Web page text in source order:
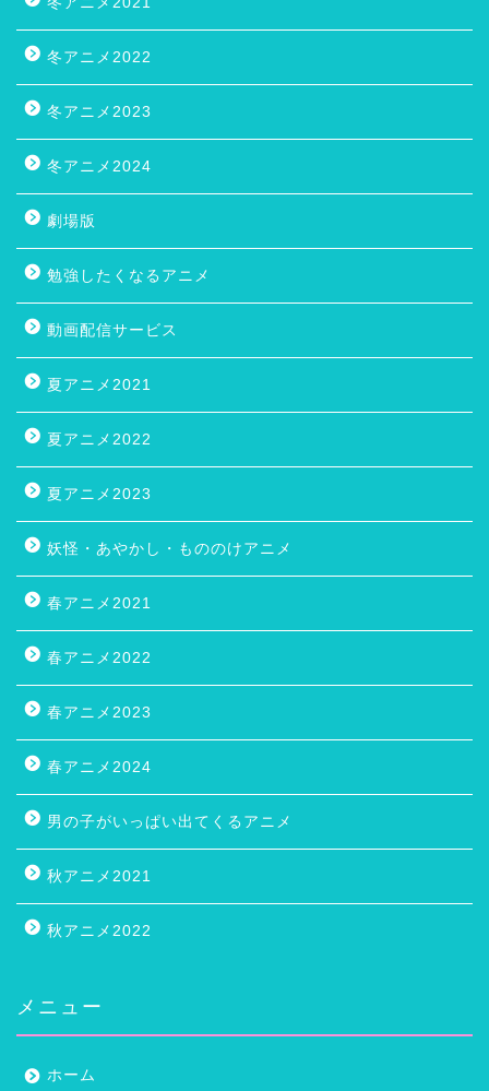
冬アニメ2022
冬アニメ2023
冬アニメ2024
劇場版
勉強したくなるアニメ
動画配信サービス
夏アニメ2021
夏アニメ2022
夏アニメ2023
妖怪・あやかし・もののけアニメ
春アニメ2021
春アニメ2022
春アニメ2023
春アニメ2024
男の子がいっぱい出てくるアニメ
秋アニメ2021
秋アニメ2022
メニュー
ホーム